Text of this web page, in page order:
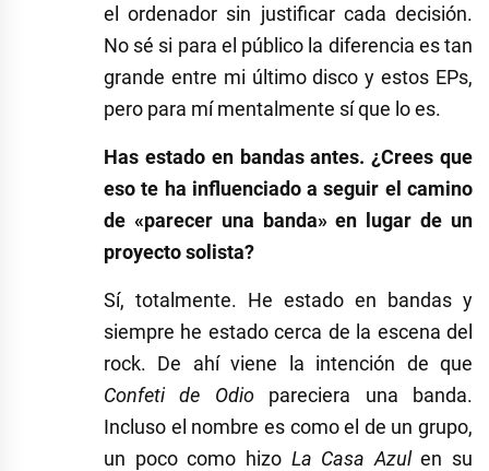
el ordenador sin justificar cada decisión.
No sé si para el público la diferencia es tan
grande entre mi último disco y estos EPs,
pero para mí mentalmente sí que lo es.
Has estado en bandas antes. ¿Crees que
eso te ha influenciado a seguir el camino
de «parecer una banda» en lugar de un
proyecto solista?
Sí, totalmente. He estado en bandas y
siempre he estado cerca de la escena del
rock. De ahí viene la intención de que
Confeti de Odiopareciera una banda.
Incluso el nombre es como el de un grupo,
un poco como hizo La Casa Azulen su